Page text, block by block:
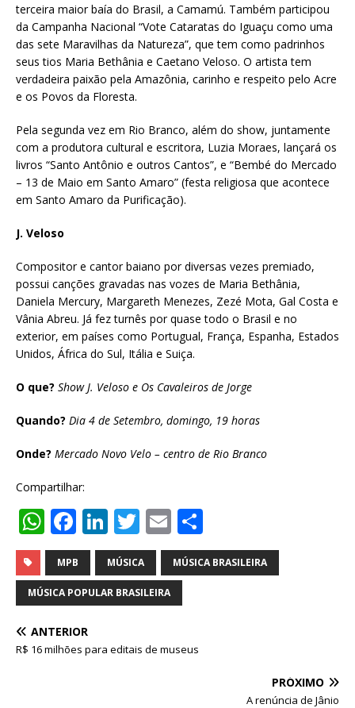
terceira maior baía do Brasil, a Camamú. Também participou
da Campanha Nacional “Vote Cataratas do Iguaçu como uma
das sete Maravilhas da Natureza”, que tem como padrinhos
seus tios Maria Bethânia e Caetano Veloso. O artista tem
verdadeira paixão pela Amazônia, carinho e respeito pelo Acre
e os Povos da Floresta.
Pela segunda vez em Rio Branco, além do show, juntamente
com a produtora cultural e escritora, Luzia Moraes, lançará os
livros “Santo Antônio e outros Cantos”, e “Bembé do Mercado
– 13 de Maio em Santo Amaro” (festa religiosa que acontece
em Santo Amaro da Purificação).
J. Veloso
Compositor e cantor baiano por diversas vezes premiado,
possui canções gravadas nas vozes de Maria Bethânia,
Daniela Mercury, Margareth Menezes, Zezé Mota, Gal Costa e
Vânia Abreu. Já fez turnês por quase todo o Brasil e no
exterior, em países como Portugual, França, Espanha, Estados
Unidos, África do Sul, Itália e Suiça.
O que? Show J. Veloso e Os Cavaleiros de Jorge
Quando? Dia 4 de Setembro, domingo, 19 horas
Onde? Mercado Novo Velo – centro de Rio Branco
Compartilhar:
W
h
at
s
A
p
F
a
c
e
b
o
Li
n
k
e
n
T
w
it
te
E
m
ai
l
h
ar
MPB MÚSICA MÚSICA BRASILEIRA
MÚSICA POPULAR BRASILEIRA
ANTERIOR
R$ 16 milhões para editais de museus
PRÓXIMO
A renúncia de Jânio